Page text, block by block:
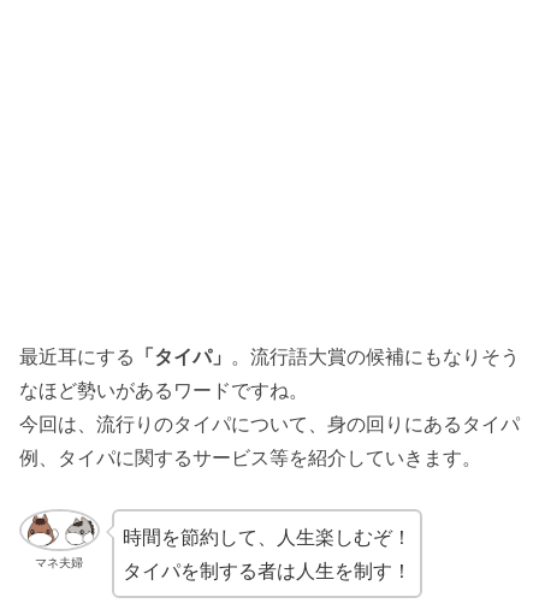
最近耳にする 「タイパ」 。流行語大賞の候補にもなりそう
なほど勢いがあるワードですね。
今回は、流行りのタイパについて、身の回りにあるタイパ
例、タイパに関するサービス等を紹介していきます。
マネ夫婦
時間を節約して、人生楽しむぞ！
タイパを制する者は人生を制す！